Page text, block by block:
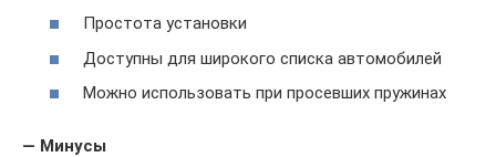
Простота установки
Доступны для широкого списка автомобилей
Можно использовать при просевших пружинах
— Минусы